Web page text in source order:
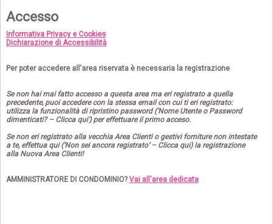
Accesso
Informativa Privacy e Cookies
Dichiarazione di Accessibilità
Per poter accedere all'area riservata è necessaria la registrazione
Se non hai mai fatto accesso a questa area ma eri registrato a quella
precedente, puoi accedere con la stessa email con cui ti eri registrato:
utilizza la funzionalità di ripristino password ('Nome Utente o Password
dimenticati? – Clicca qui') per effettuare il primo acceso.
Se non eri registrato alla vecchia Area Clienti o gestivi forniture non intestate
a te, effettua qui ('Non sei ancora registrato’ – Clicca qui) la registrazione
alla Nuova Area Clienti!
AMMINISTRATORE DI CONDOMINIO?Vai all'area dedicata